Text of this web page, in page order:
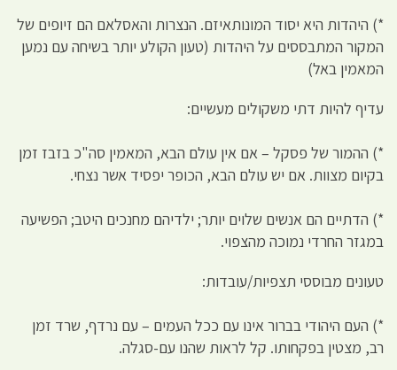
*) היהדות היא יסוד המונותאיזם. הנצרות והאסלאם הם זיופים של
המקור המתבססים על היהדות (טעון הקולע יותר בשיחה עם נמען
המאמין באל)
עדיף להיות דתי משקולים מעשיים:
*) ההמור של פסקל – אם אין עולם הבא, המאמין סה"כ בזבז זמן
בקיום מצוות. אם יש עולם הבא, הכופר יפסיד אשר נצחי.
*) הדתיים הם אנשים שלוים יותר; ילדיהם מחנכים היטב; הפשיעה
במגזר החרדי נמוכה מהצפוי.
טעונים מבוססי תצפיות/עובדות:
*) העם היהודי בברור אינו עם ככל העמים – עם נרדף, שרד זמן
רב, מצטין בפקחותו. קל לראות שהנו עם-סגלה.